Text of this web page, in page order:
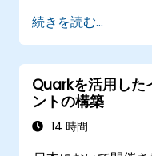
びNLP関連ソリ
阿里雲プラッ
ケーションの
う
続きを読む...
Quarkを活用した
ントの構築
14 時間